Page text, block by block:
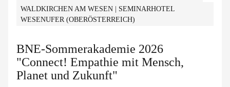
WALDKIRCHEN AM WESEN | SEMINARHOTEL
WESENUFER (OBERÖSTERREICH)
BNE-Sommerakademie 2026
"Connect! Empathie mit Mensch,
Planet und Zukunft"